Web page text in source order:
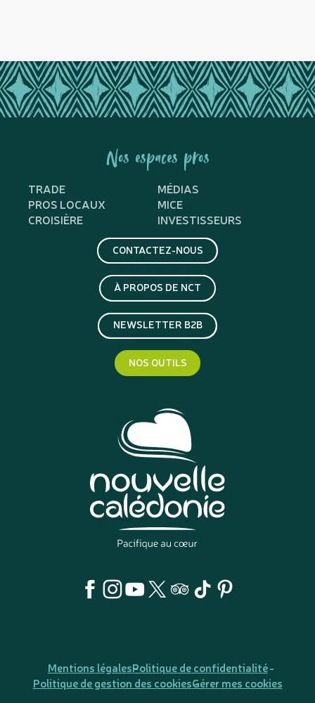
Nos espaces pros
TRADE
MÉDIAS
PROS LOCAUX
MICE
CROISIÈRE
INVESTISSEURS
CONTACTEZ-NOUS
À PROPOS DE NCT
NEWSLETTER B2B
NOS OUTILS
Mentions légalesPolitique de confidentialité
Politique de gestion des cookiesGérer mes cookies